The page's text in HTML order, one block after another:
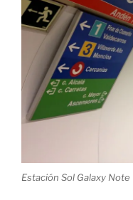
Estación Sol Galaxy Note